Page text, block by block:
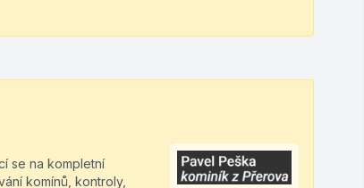
se na kompletní
komínů, kontroly,